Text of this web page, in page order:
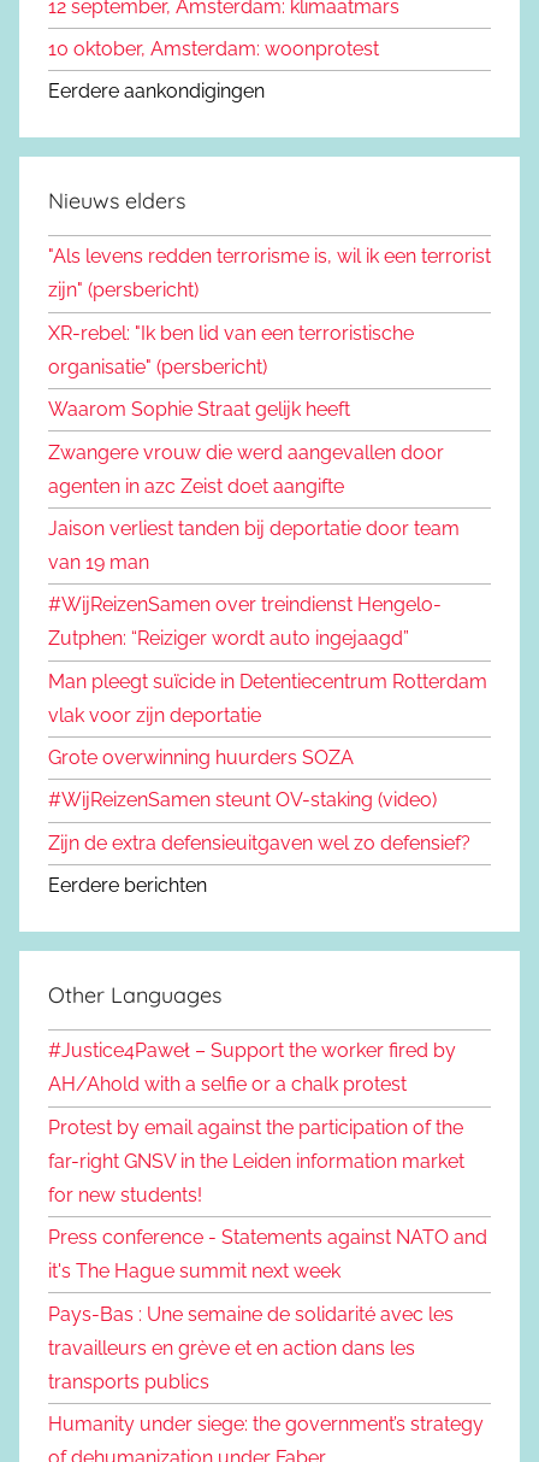
12 september, Amsterdam: klimaatmars
10 oktober, Amsterdam: woonprotest
Eerdere aankondigingen
Nieuws elders
"Als levens redden terrorisme is, wil ik een terrorist
zijn" (persbericht)
XR-rebel: "Ik ben lid van een terroristische
organisatie" (persbericht)
Waarom Sophie Straat gelijk heeft
Zwangere vrouw die werd aangevallen door
agenten in azc Zeist doet aangifte
Jaison verliest tanden bij deportatie door team
van 19 man
#WijReizenSamen over treindienst Hengelo-
Zutphen: “Reiziger wordt auto ingejaagd”
Man pleegt suïcide in Detentiecentrum Rotterdam
vlak voor zijn deportatie
Grote overwinning huurders SOZA
#WijReizenSamen steunt OV-staking (video)
Zijn de extra defensieuitgaven wel zo defensief?
Eerdere berichten
Other Languages
#Justice4Paweł – Support the worker fired by
AH/Ahold with a selfie or a chalk protest
Protest by email against the participation of the
far-right GNSV in the Leiden information market
for new students!
Press conference - Statements against NATO and
it's The Hague summit next week
Pays-Bas : Une semaine de solidarité avec les
travailleurs en grève et en action dans les
transports publics
Humanity under siege: the government’s strategy